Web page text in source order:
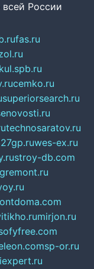
России
fas.ru
cemko.ru
superiorsearch.ru
technosaratov.ru
wes-ex.ru
stroy-db.com
mirjon.ru
sp-or.ru